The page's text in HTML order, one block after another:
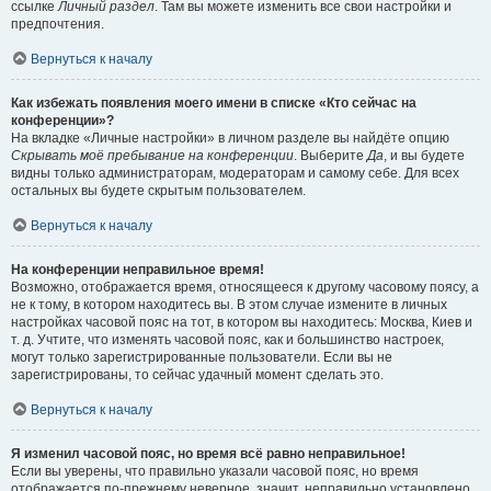
ссылкеЛичный раздел. Там вы можете изменить все свои настройки и
предпочтения.
Вернуться к началу
Как избежать появления моего имени в списке «Кто сейчас на
конференции»?
На вкладке «Личные настройки» в личном разделе вы найдёте опцию
Скрывать моё пребывание на конференции. ВыберитеДа, и вы будете
видны только администраторам, модераторам и самому себе. Для всех
остальных вы будете скрытым пользователем.
Вернуться к началу
На конференции неправильное время!
Возможно, отображается время, относящееся к другому часовому поясу, а
не к тому, в котором находитесь вы. В этом случае измените в личных
настройках часовой пояс на тот, в котором вы находитесь: Москва, Киев и
т. д. Учтите, что изменять часовой пояс, как и большинство настроек,
могут только зарегистрированные пользователи. Если вы не
зарегистрированы, то сейчас удачный момент сделать это.
Вернуться к началу
Я изменил часовой пояс, но время всё равно неправильное!
Если вы уверены, что правильно указали часовой пояс, но время